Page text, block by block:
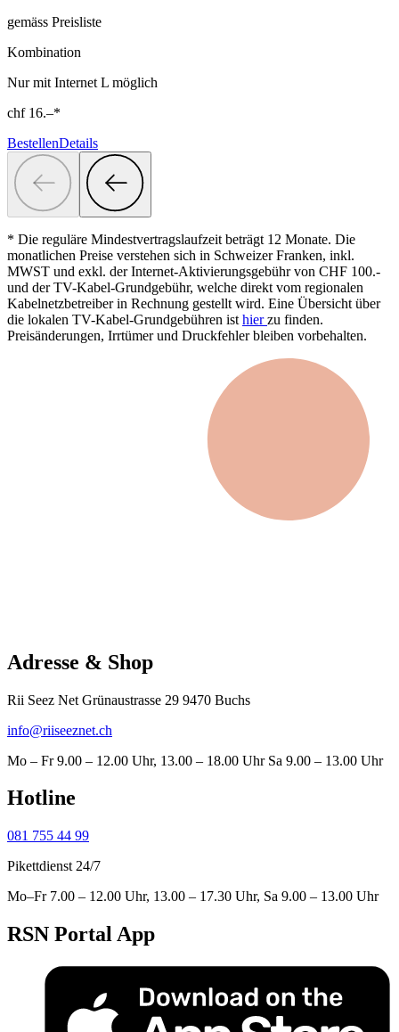
gemäss Preisliste
Kombination
Nur mit Internet L möglich
chf 16.–*
BestellenDetails
* Die reguläre Mindestvertragslaufzeit beträgt 12 Monate. Die
monatlichen Preise verstehen sich in Schweizer Franken, inkl.
MWST und exkl. der Internet-Aktivierungsgebühr von CHF 100.-
und der TV-Kabel-Grundgebühr, welche direkt vom regionalen
Kabelnetzbetreiber in Rechnung gestellt wird. Eine Übersicht über
die lokalen TV-Kabel-Grundgebühren ist hierzu finden.
Preisänderungen, Irrtümer und Druckfehler bleiben vorbehalten.
Adresse & Shop
Rii Seez Net Grünaustrasse 29 9470 Buchs
info@riiseeznet.ch
Mo – Fr 9.00 – 12.00 Uhr, 13.00 – 18.00 Uhr Sa 9.00 – 13.00 Uhr
Hotline
081 755 44 99
Pikettdienst 24/7
Mo–Fr 7.00 – 12.00 Uhr, 13.00 – 17.30 Uhr, Sa 9.00 – 13.00 Uhr
RSN Portal App